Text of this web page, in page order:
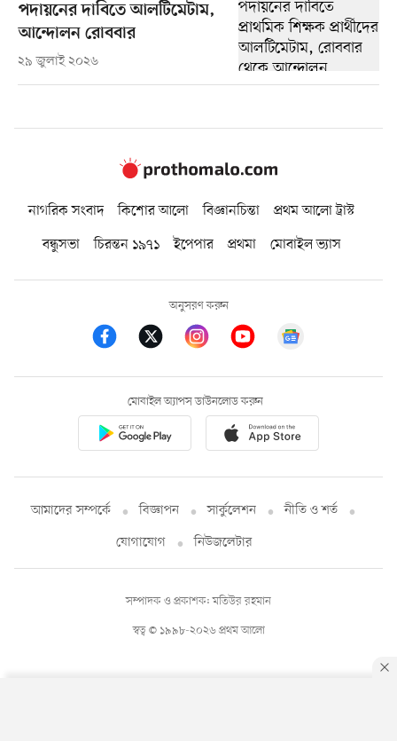
পদায়নের দাবিতে আলটিমেটাম,
আন্দোলন রোববার
২৯ জুলাই ২০২৬
নাগরিক সংবাদ কিশোর আলো বিজ্ঞানচিন্তা
প্রথম আলো ট্রাস্ট
বন্ধুসভা
চিরন্তন ১৯৭১ ইপেপার প্রথমা মোবাইল ভ্যাস
অনুসরণ করুন
মোবাইল অ্যাপস ডাউনলোড করুন
আমাদের সম্পর্কে বিজ্ঞাপন সার্কুলেশন
নীতি ও শর্ত
যোগাযোগ
নিউজলেটার
স্বত্ব © ১৯৯৮-২০২৬ প্রথম আলো
সম্পাদক ও প্রকাশক: মতিউর রহমান